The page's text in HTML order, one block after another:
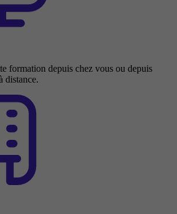
formation depuis chez vous ou depuis
distance.